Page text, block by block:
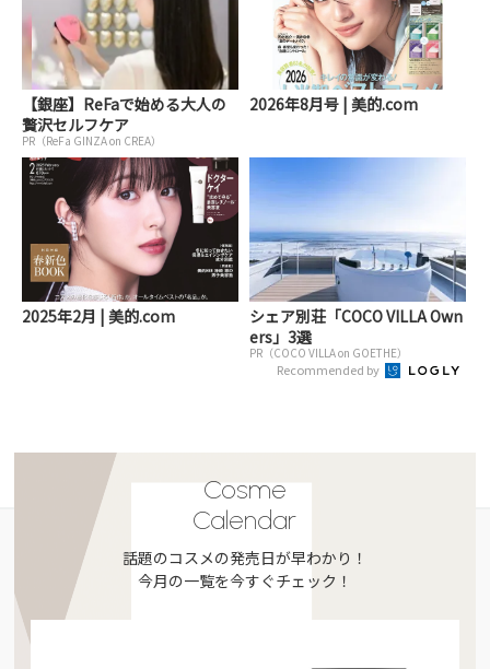
【銀座】ReFaで始める大人の
贅沢セルフケア
PR（ReFa GINZA on CREA）
2026年8月号 | 美的.com
2025年2月 | 美的.com
シェア別荘「COCO VILLA Own
ers」3選
PR（COCO VILLA on GOETHE）
Recommended by
Cosme
Calendar
話題のコスメの発売日が早わかり！
今月の一覧を今すぐチェック！